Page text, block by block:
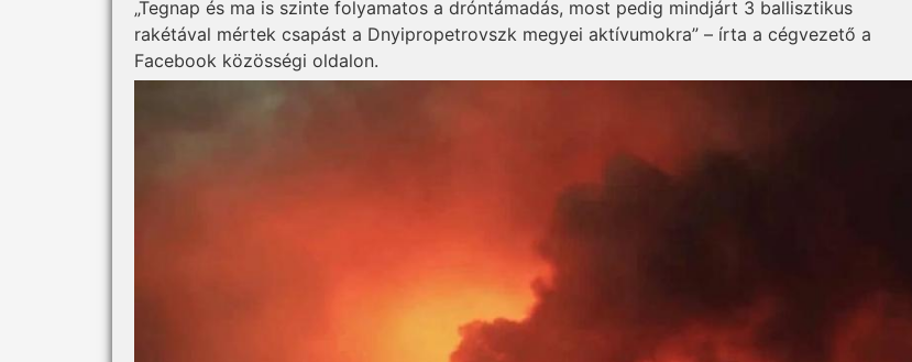
„Tegnap és ma is szinte folyamatos a dróntámadás, most pedig mindjárt 3 ballisztikus
rakétával mértek csapást a Dnyipropetrovszk megyei aktívumokra” – írta a cégvezető a
Facebook közösségi oldalon.